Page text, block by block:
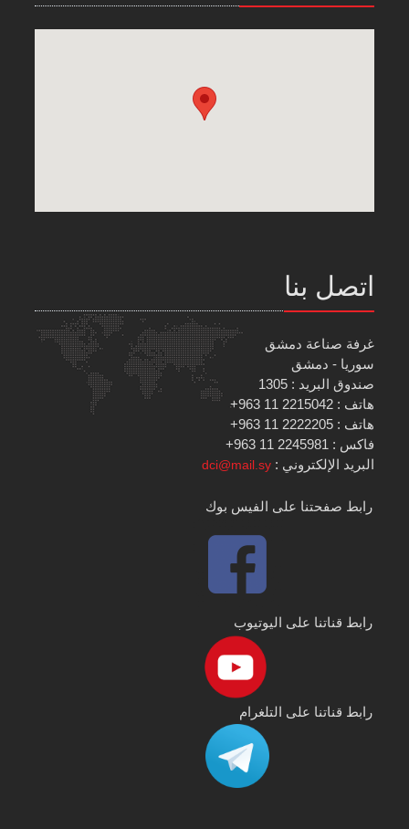
اتصل بنا
غرفة صناعة دمشق
سوريا - دمشق
صندوق البريد : 1305
هاتف : 2215042 11 963+
هاتف : 2222205 11 963+
فاكس : 2245981 11 963+
البريد الإلكتروني :dci@mail.sy
رابط صفحتنا على الفيس بوك
رابط قناتنا على اليوتيوب
رابط قناتنا على التلغرام